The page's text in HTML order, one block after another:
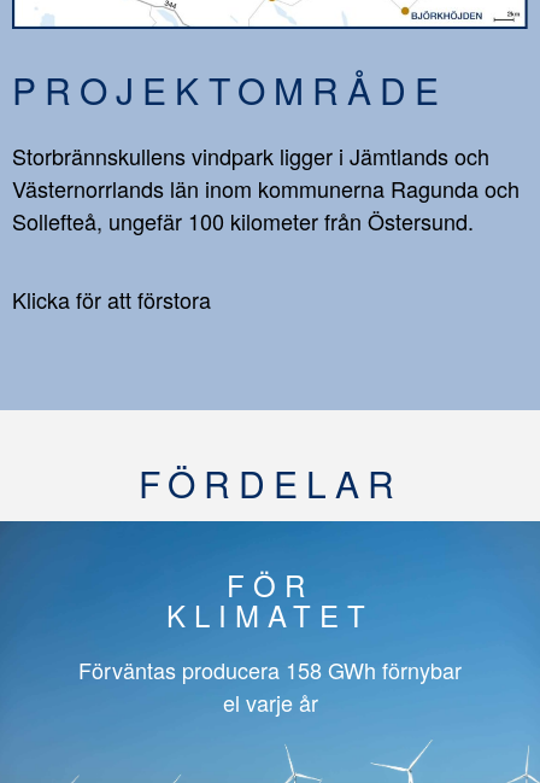
PROJEKTOMRÅDE
Storbrännskullens vindpark ligger i Jämtlands och
Västernorrlands län inom kommunerna Ragunda och
Sollefteå, ungefär 100 kilometer från Östersund.
Klicka för att förstora
FÖRDELAR
FÖR
KLIMATET
Förväntas producera 158 GWh förnybar
el varje år